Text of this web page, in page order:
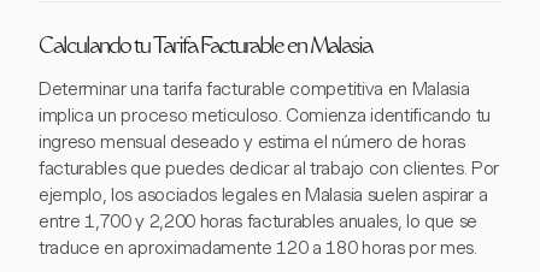
Calculando tu Tarifa Facturable en Malasia
Determinar una tarifa facturable competitiva en Malasia
implica un proceso meticuloso. Comienza identificando tu
ingreso mensual deseado y estima el número de horas
facturables que puedes dedicar al trabajo con clientes. Por
ejemplo, los asociados legales en Malasia suelen aspirar a
entre 1,700 y 2,200 horas facturables anuales, lo que se
traduce en aproximadamente 120 a 180 horas por mes.